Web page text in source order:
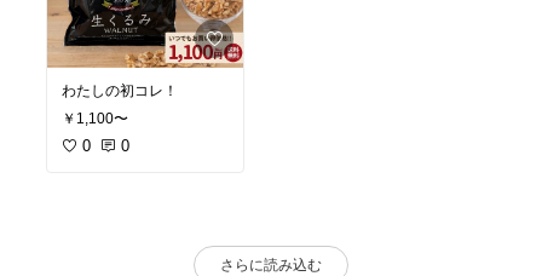
わたしの初コレ！
￥1,100〜
0 0
さらに読み込む